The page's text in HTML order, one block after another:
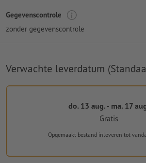
Gegevenscontrole
zonder gegevenscontrole
Verwachte leverdatum
do. 13 aug. - ma. 17
Gratis
Opgemaakt bestand inleveren tot